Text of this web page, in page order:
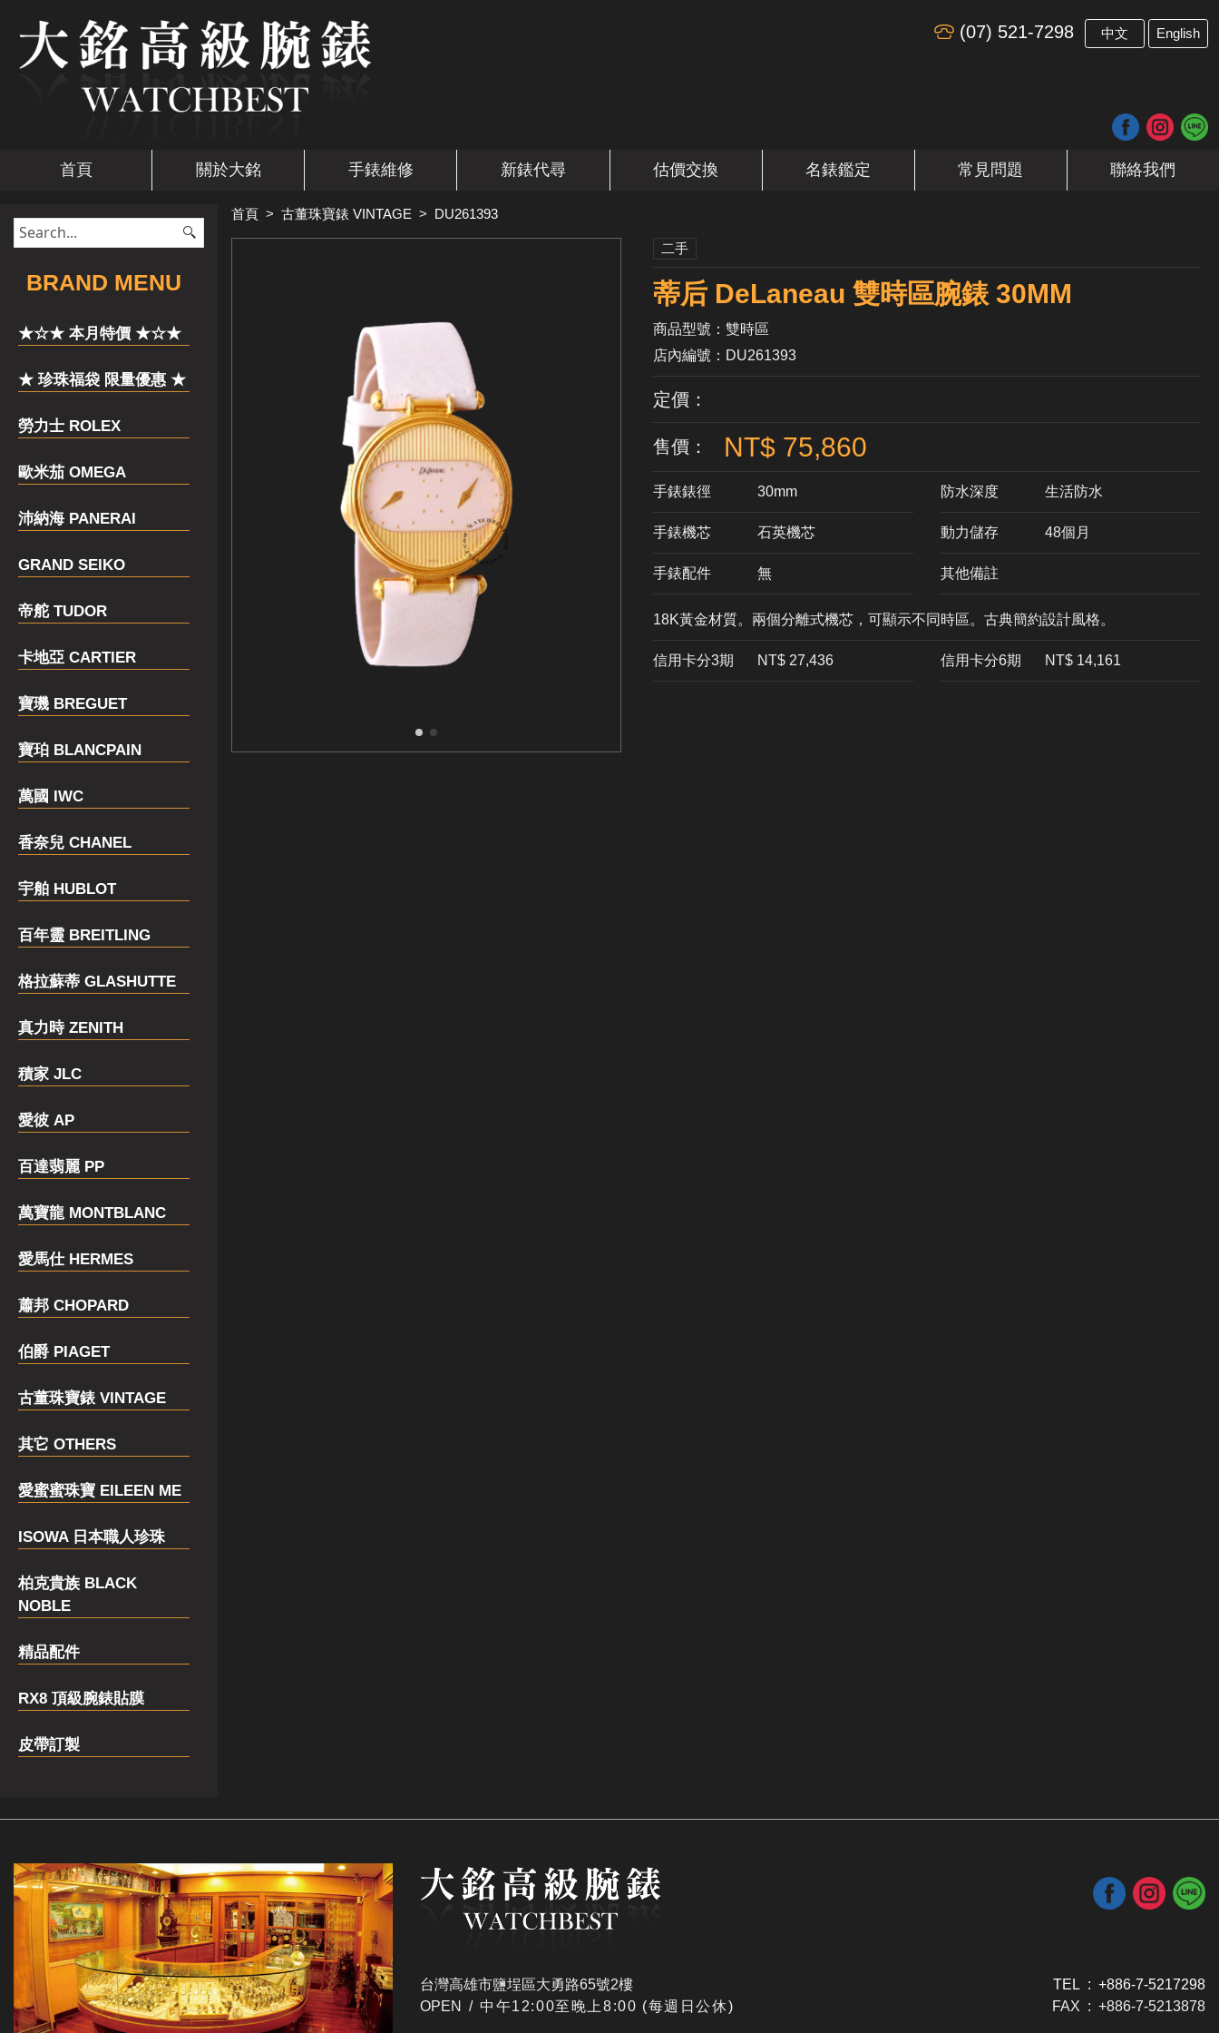
(07) 521-7298 中文 English
首頁 關於大銘 手錶維修 新錶代尋 估價交換 名錶鑑定 常見問題 聯絡我們
​BRAND MENU
★☆★ 本月特價 ★☆★
★ 珍珠福袋 限量優惠 ★
勞力士 ROLEX
歐米茄 OMEGA
沛納海 PANERAI
GRAND SEIKO
帝舵 TUDOR
卡地亞 CARTIER
寶璣 BREGUET
寶珀 BLANCPAIN
萬國 IWC
香奈兒 CHANEL
宇舶 HUBLOT
百年靈 BREITLING
格拉蘇蒂 GLASHUTTE
真力時 ZENITH
積家 JLC
愛彼 AP
百達翡麗 PP
萬寶龍 MONTBLANC
愛馬仕 HERMES
蕭邦 CHOPARD
伯爵 PIAGET
古董珠寶錶 VINTAGE
其它 OTHERS
愛蜜蜜珠寶 EILEEN ME
ISOWA 日本職人珍珠
柏克貴族 BLACK
NOBLE
精品配件
RX8 頂級腕錶貼膜
皮帶訂製
首頁 > 古董珠寶錶 VINTAGE > DU261393
二手
蒂后 DeLaneau 雙時區腕錶 30MM
商品型號：雙時區
店內編號：DU261393
定價：
售價： NT$ 75,860
手錶錶徑 30mm 防水深度 生活防水
手錶機芯 ​石英機芯 動力儲存 48個月
手錶配件 無 其他備註
18K黃金材質。兩個分離式機芯，可顯示不同時區。古典簡約設計風格。
信用卡分3期 ​NT$ 27,436 信用卡分6期 NT$ 14,161
台灣高雄市鹽埕區大勇路65號2樓
OPEN / ​中午12:00至晚上8:00 (每週日公休)
TEL : +886-7-5217298
FAX : +886-7-5213878